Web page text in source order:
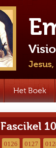
Het Boek
Fascikel 10
0126 0127